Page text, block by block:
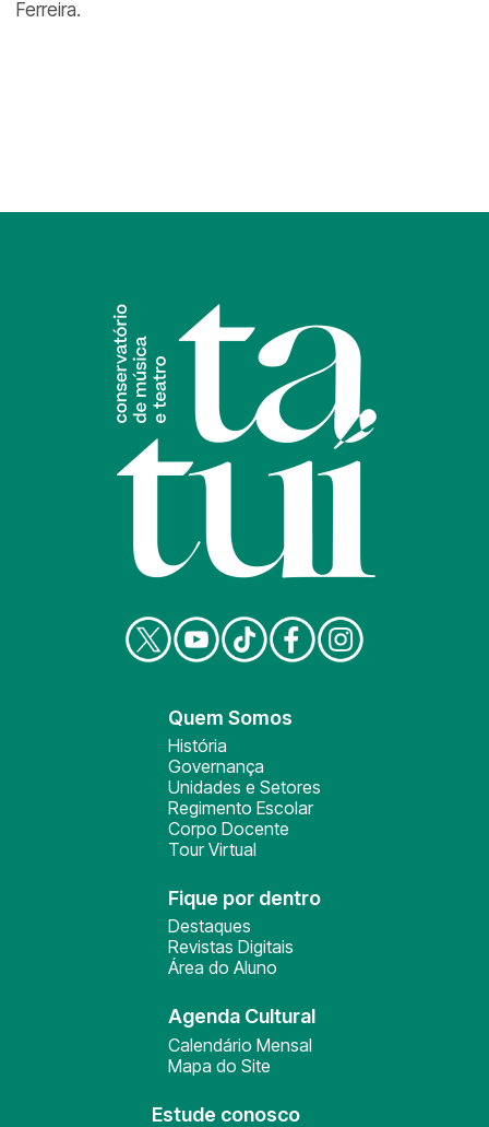
Ferreira.
Quem Somos
História
Governança
Unidades e Setores
Regimento Escolar
Corpo Docente
Tour Virtual
Fique por dentro
Destaques
Revistas Digitais
Área do Aluno
Agenda Cultural
Calendário Mensal
Mapa do Site
Estude conosco